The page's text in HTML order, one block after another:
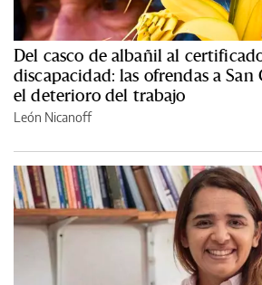
Del casco de albañil al
discapacidad: las ofrendas a San
el deterioro del trabajo
León Nicanoff